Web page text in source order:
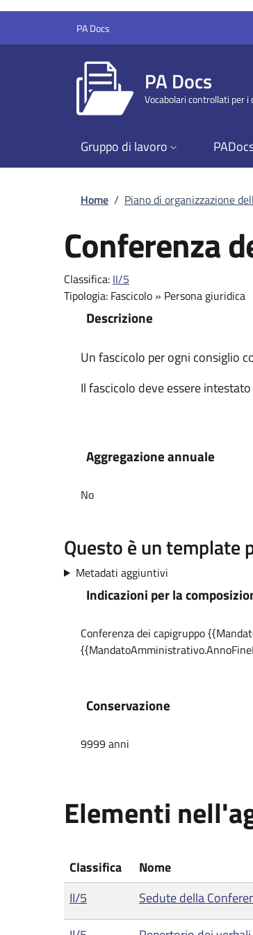
PA Docs
PA Docs
Vocabolari controllati per i
Gruppo di lavoro
Briciole di
Home / Piano di organizzazione
Conferenza
Classifica: II/5
Tipologia: Fascicolo » Persona giuridica
Descrizione
Un fascicolo per ogni consiglio
Il fascicolo deve essere
Aggregazione annuale
No
Questo è un template
Metadati aggiuntivi
Indicazioni per la
Conferenza dei capigruppo
Conservazione
9999 anni
Elementi
Classifica
Nome
II/5
Sedute della